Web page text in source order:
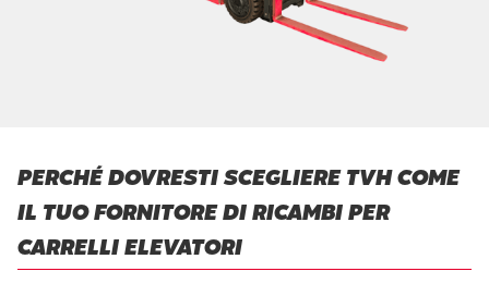
PERCHÉ DOVRESTI SCEGLIERE TVH COME
IL TUO FORNITORE DI RICAMBI PER
CARRELLI ELEVATORI